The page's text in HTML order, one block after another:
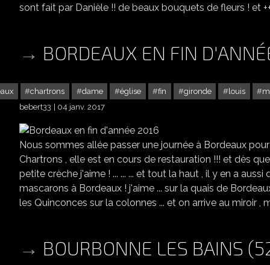
sont fait par Danièle !! de beaux bouquets de fleurs ! et
BORDEAUX EN FIN
chartrons dame église fin gironde louis
bebert33
04 janv. 2017
Nous sommes allée passer une journée à Bordeaux
Chartrons , elle est en cours de restauration !!! et dès
petite crèche j'aime ! ... ... ... et tout la haut , il y en a
mascarons à Bordeaux ! j'aime ... sur la quais de
les Quinconces sur la colonnes ... et on arrive au miroir ,
BOURBONNE LES BAINS